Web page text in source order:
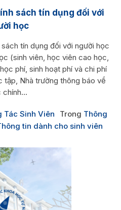
sách tín dụng đối với
học
tín dụng đối với người học
viên, học viên cao học,
phí, sinh hoạt phí và chi phí
tập, Nhà trường thông báo về
chính...
Tác Sinh Viên Trong Thông
tin dành cho sinh viên